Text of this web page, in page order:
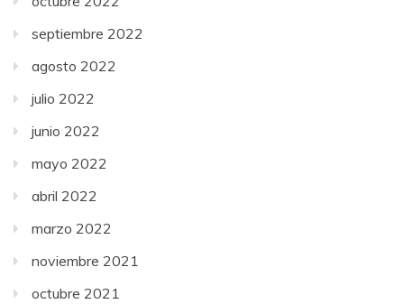
septiembre 2022
agosto 2022
julio 2022
junio 2022
mayo 2022
abril 2022
marzo 2022
noviembre 2021
octubre 2021